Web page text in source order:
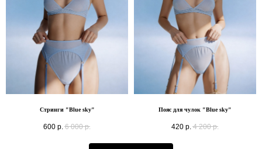
Стринги "Blue sky"
600 р. 6 000 р.
Пояс для чулок "Blue sky"
420 р. 4 200 р.